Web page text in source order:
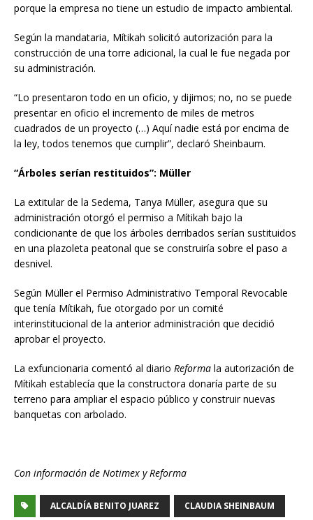
porque la empresa no tiene un estudio de impacto ambiental.
Según la mandataria, Mítikah solicitó autorización para la
construcción de una torre adicional, la cual le fue negada por
su administración.
“Lo presentaron todo en un oficio, y dijimos; no, no se puede
presentar en oficio el incremento de miles de metros
cuadrados de un proyecto (…) Aquí nadie está por encima de
la ley, todos tenemos que cumplir”, declaró Sheinbaum.
“Árboles serían restituidos”: Müller
La extitular de la Sedema, Tanya Müller, asegura que su
administración otorgó el permiso a Mítikah bajo la
condicionante de que los árboles derribados serían sustituidos
en una plazoleta peatonal que se construiría sobre el paso a
desnivel.
Según Müller el Permiso Administrativo Temporal Revocable
que tenía Mítikah, fue otorgado por un comité
interinstitucional de la anterior administración que decidió
aprobar el proyecto.
La exfuncionaria comentó al diario Reforma la autorización de
Mítikah establecía que la constructora donaría parte de su
terreno para ampliar el espacio público y construir nuevas
banquetas con arbolado.
Con información de Notimex y Reforma
ALCALDÍA BENITO JUAREZ CLAUDIA SHEINBAUM